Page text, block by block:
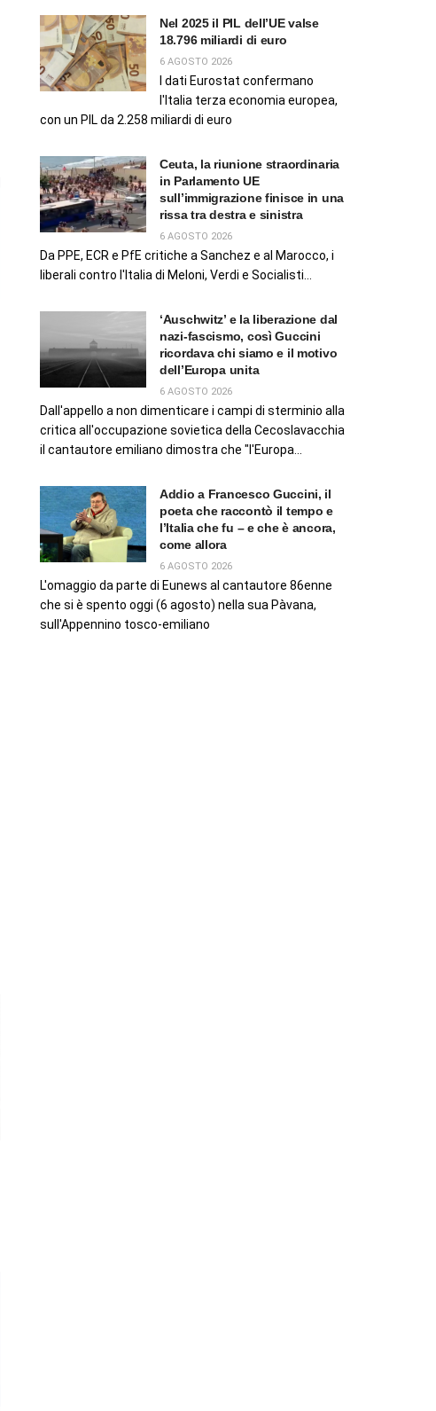
Nel 2025 il PIL dell’UE valse
18.796 miliardi di euro
6 AGOSTO 2026
I dati Eurostat confermano
l'Italia terza economia europea,
con un PIL da 2.258 miliardi di euro
Ceuta, la riunione straordinaria
in Parlamento UE
sull’immigrazione finisce in una
rissa tra destra e sinistra
6 AGOSTO 2026
Da PPE, ECR e PfE critiche a Sanchez e al Marocco, i
liberali contro l'Italia di Meloni, Verdi e Socialisti...
‘Auschwitz’ e la liberazione dal
nazi-fascismo, così Guccini
ricordava chi siamo e il motivo
dell’Europa unita
6 AGOSTO 2026
Dall'appello a non dimenticare i campi di sterminio alla
critica all'occupazione sovietica della Cecoslavacchia
il cantautore emiliano dimostra che "l'Europa...
Addio a Francesco Guccini, il
poeta che raccontò il tempo e
l’Italia che fu – e che è ancora,
come allora
6 AGOSTO 2026
L'omaggio da parte di Eunews al cantautore 86enne
che si è spento oggi (6 agosto) nella sua Pàvana,
sull'Appennino tosco-emiliano